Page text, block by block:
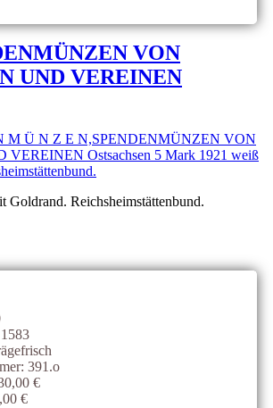
VON
UND VEREINEN
Goldrand. Reichsheimstättenbund.
391.o
€
€